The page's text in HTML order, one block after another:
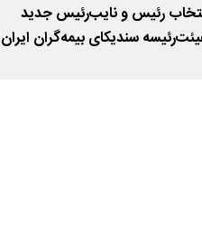
رئیس و نایب‌رئیس جدید
سندیکای بیمه‌گران ایران